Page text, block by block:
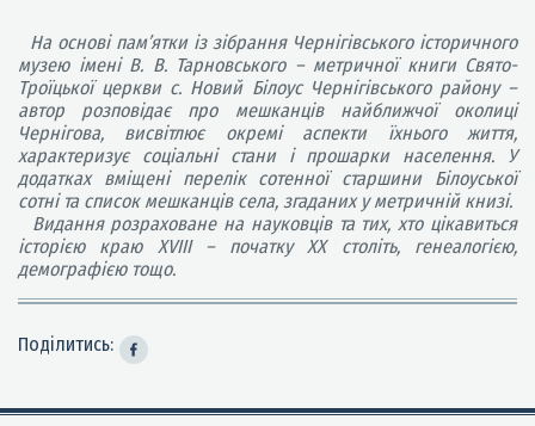
На основі пам’ятки із зібрання Чернігівського історичного
музею імені В. В. Тарновського – метричної книги Свято-
Троїцької церкви с. Новий Білоус Чернігівського району –
автор розповідає про мешканців найближчої околиці
Чернігова, висвітлює окремі аспекти їхнього життя,
характеризує соціальні стани і прошарки населення. У
додатках вміщені перелік сотенної старшини Білоуської
сотні та список мешканців села, згаданих у метричній книзі.
Видання розраховане на науковців та тих, хто цікавиться
історією краю XVIII – початку XX століть, генеалогією,
демографією тощо.
Поділитись: